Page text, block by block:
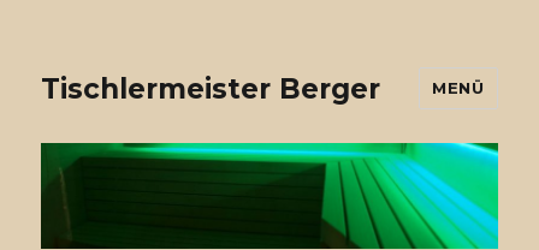
Tischlermeister Berger MENÜ